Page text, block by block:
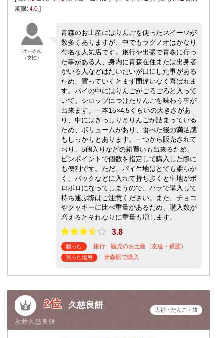
期限: 4.0 ]
けいさん
（女性）
青森のお土産にはりんごを使ったスイーツが
数多くありますが、中でもラグノオはかなり
有名な人気店です。旅行や出張で青森に行っ
た事がある人、身内に青森在住または出身者
がいる人などはだいたいが口にした事がある
ため、買っていくとまず間違いなく喜ばれま
す。パイの中にはりんごがごろごろと入って
いて、シロップにつけたりんごを味わう事が
出来ます。一本15×4.5ぐらいの大きさがあ
り、中にはぎっしりとりんごが詰まっている
ため、ボリュームがあり、食べた後の満足感
もしっかりとあります。一つから販売されて
おり、5個入りなどの箱買いも出来るため、
ピンポイントで個数を指定して購入した際に
も便利です。ただ、パイ生地はとても柔らか
く、バックなどに入れて持ち歩くと生地がボ
ロボロになってしまうので、バラで購入して
持ち運ぶ際はご注意ください。また、チョコ
やクッキーに比べ重量があるため、購入数が
増えるとそれなりに重量も増します。
3.8
贈った 旅行・観光のお土産（友達・親族）
買った場所 青森駅で購入
2位 久慈良餅
永井久慈良餅
大福・だんご・餅